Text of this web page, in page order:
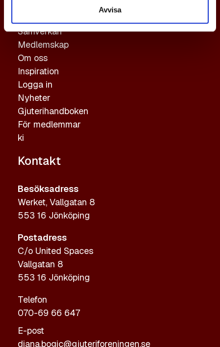
Avvisa
Samverkan
Medlemskap
Om oss
Inspiration
Logga in
Nyheter
Gjuterihandboken
För medlemmar
ki
Kontakt
Besöksadress
Werket, Vallgatan 8
553 16 Jönköping
Postadress
C/o United Spaces
Vallgatan 8
553 16 Jönköping
Telefon
070-69 66 647
E-post
diana.bogic@gjuteriforeningen.se